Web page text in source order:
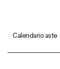
Calendario aste